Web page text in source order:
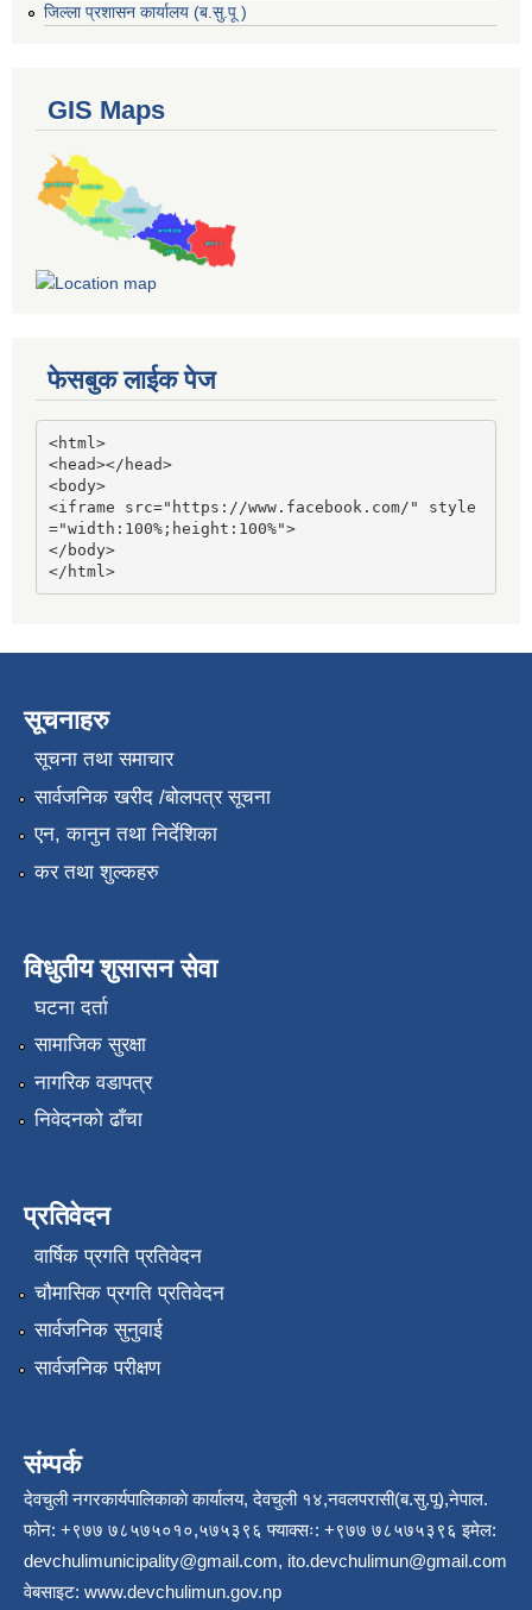
जिल्ला प्रशासन कार्यालय (ब.सु.पू )
GIS Maps
फेसबुक लाईक पेज
<html>
<head></head>
<body>
<iframe src="https://www.facebook.com/" style
="width:100%;height:100%">
</body>
</html>
सूचनाहरु
सूचना तथा समाचार
सार्वजनिक खरीद /बोलपत्र सूचना
एन, कानुन तथा निर्देशिका
कर तथा शुल्कहरु
विधुतीय शुसासन सेवा
घटना दर्ता
सामाजिक सुरक्षा
नागरिक वडापत्र
निवेदनको ढाँचा
प्रतिवेदन
वार्षिक प्रगति प्रतिवेदन
चौमासिक प्रगति प्रतिवेदन
सार्वजनिक सुनुवाई
सार्वजनिक परीक्षण
संम्पर्क
देवचुली नगरकार्यपालिकाकाे कार्यालय, देवचुली १४,नवलपरासी(ब.सु.पू),नेपाल.
फोन: +९७७ ७८५७५०१०,५७५३९६ फ्याक्सः: +९७७ ७८५७५३९६ इमेल:
devchulimunicipality@gmail.com, ito.devchulimun@gmail.com
वेबसाइट: www.devchulimun.gov.np